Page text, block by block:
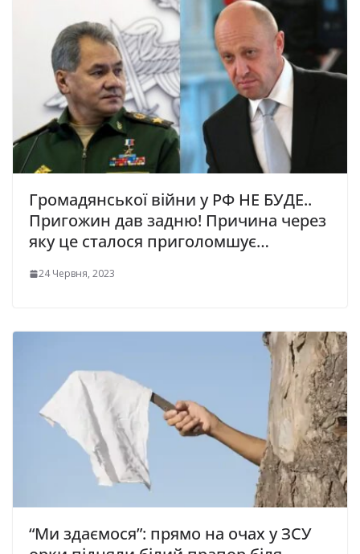
Громадянської війни у РФ НЕ БУДЕ..
Пригожин дав задню! Причина через
яку це сталося приголомшує…
24 Червня, 2023
“Ми здаємося”: прямо на очах у ЗСУ